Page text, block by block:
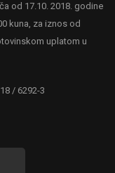
od 17.10. 2018. godine
kuna, za iznos od
uplatom u
/ 6292-3